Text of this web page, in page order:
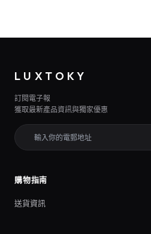
LUXTOKY
訂閱電子報
獲取最新產品資訊與獨家優惠
購物指南
送貨資訊